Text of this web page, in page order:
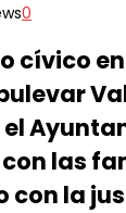
0
cívico
las
con la